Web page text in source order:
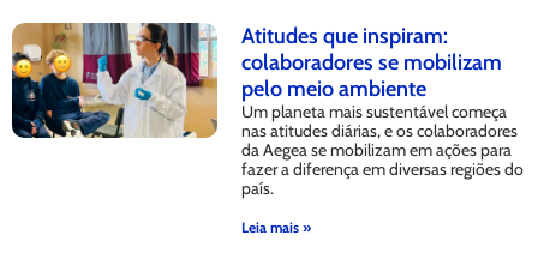
Atitudes que inspiram:
colaboradores se mobilizam
pelo meio ambiente
Um planeta mais sustentável começa
nas atitudes diárias, e os colaboradores
da Aegea se mobilizam em ações para
fazer a diferença em diversas regiões do
país.
Leia mais »